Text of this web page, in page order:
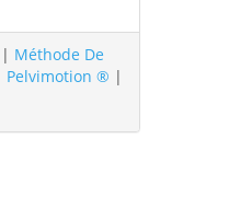
| Méthode De
Pelvimotion ® |